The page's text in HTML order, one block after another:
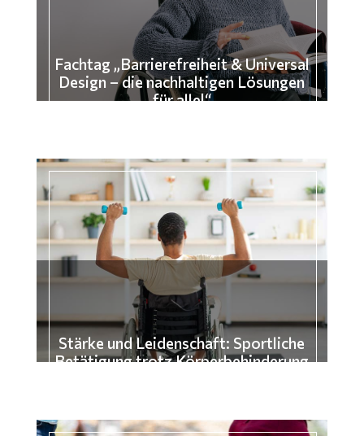
Fachtag „Barrierefreiheit & Universal
Design – die nachhaltigen Lösungen
für alle!“
Stärke und Leidenschaft: Sportliche
Betätigung trotz Körperbehinderung